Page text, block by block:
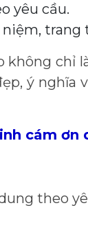
yêu cầu.
trang
chỉ
ý
cám ơn
theo